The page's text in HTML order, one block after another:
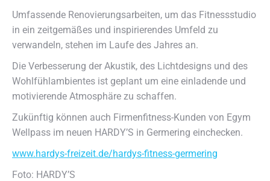
Umfassende Renovierungsarbeiten, um das Fitnessstudio
in ein zeitgemäßes und inspirierendes Umfeld zu
verwandeln, stehen im Laufe des Jahres an.
Die Verbesserung der Akustik, des Lichtdesigns und des
Wohlfühlambientes ist geplant um eine einladende und
motivierende Atmosphäre zu schaffen.
Zukünftig können auch Firmenfitness-Kunden von Egym
Wellpass im neuen HARDY’S in Germering einchecken.
www.hardys-freizeit.de/hardys-fitness-germering
Foto: HARDY’S